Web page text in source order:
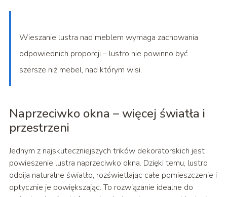
Wieszanie lustra nad meblem wymaga zachowania
odpowiednich proporcji – lustro nie powinno być
szersze niż mebel, nad którym wisi.
Naprzeciwko okna – więcej światła i
przestrzeni
Jednym z najskuteczniejszych trików dekoratorskich jest
powieszenie lustra naprzeciwko okna. Dzięki temu, lustro
odbija naturalne światło, rozświetlając całe pomieszczenie i
optycznie je powiększając. To rozwiązanie idealne do